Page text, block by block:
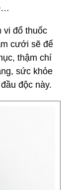
vi đổ thuốc
cưới sẽ để
thậm chí
sức khỏe
độc này.